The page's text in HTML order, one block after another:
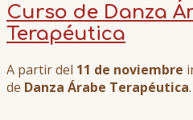
Curso de Danza
Terapéutica
A partir del 11 de noviembre
de Danza Árabe Terapéutica.